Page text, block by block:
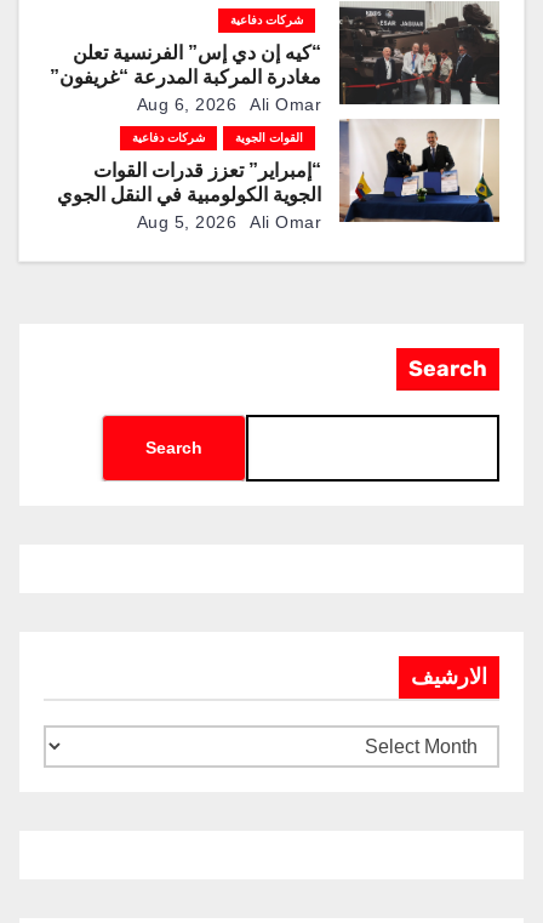
شركات دفاعية
“كيه إن دي إس” الفرنسية تعلن
مغادرة المركبة المدرعة “غريفون”
رقم 1000 لخط الإنتاج
Aug 6, 2026 Ali Omar
القوات الجوية شركات دفاعية
“إمبراير” تعزز قدرات القوات
الجوية الكولومبية في النقل الجوي
والتزوّد بالوقود جوًا من خلال
ميلينيوم”
Aug 5, 2026 Ali Omar
Search
Search
الارشيف